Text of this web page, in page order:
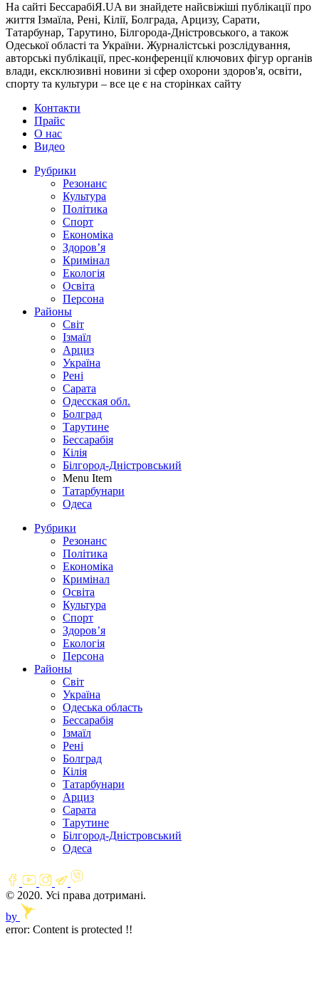
На сайті БессарабіЯ.UA ви знайдете найсвіжіші публікації про
життя Ізмаїла, Рені, Кілії, Болграда, Арцизу, Сарати,
Татарбунар, Тарутино, Білгорода-Дністровського, а також
Одеської області та України. Журналістські розслідування,
авторські публікації, прес-конференції ключових фігур органів
влади, ексклюзивні новини зі сфер охорони здоров'я, освіти,
спорту та культури – все це є на сторінках сайту
Контакти
Прайс
О нас
Видео
Рубрики
Резонанс
Культура
Політика
Спорт
Економіка
Здоров’я
Кримінал
Екологія
Освіта
Персона
Районы
Світ
Ізмаїл
Арциз
Україна
Рені
Сарата
Одесская обл.
Болград
Тарутине
Бессарабія
Кілія
Білгород-Дністровський
Menu Item
Татарбунари
Одеса
Рубрики
Резонанс
Політика
Економіка
Кримінал
Освіта
Культура
Спорт
Здоров’я
Екологія
Персона
Районы
Світ
Україна
Одеська область
Бессарабія
Ізмаїл
Рені
Болград
Кілія
Татарбунари
Арциз
Сарата
Тарутине
Білгород-Дністровський
Одеса
© 2020. Усі права дотримані.
by
error: Content is protected !!